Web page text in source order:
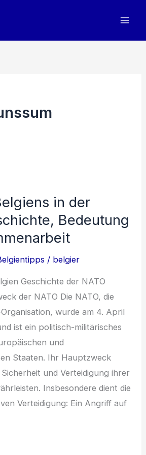
in der
Bedeutung
/ belgier
Geschichte der NATO
der NATO Die NATO, die
wurde am 4. April
ist ein politisch-militärisches
und
Staaten. Ihr Hauptzweck
und Verteidigung ihrer
Insbesondere dient die
Verteidigung: Ein Angriff auf